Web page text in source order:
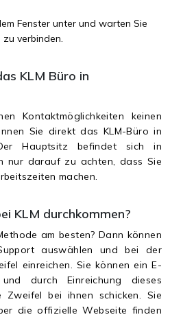
Fenster unter und warten Sie
verbinden.
KLM Büro in
Kontaktmöglichkeiten keinen
Sie direkt das KLM-Büro in
Hauptsitz befindet sich in
nur darauf zu achten, dass Sie
machen.
KLM durchkommen?
am besten? Dann können
auswählen und bei der
einreichen. Sie können ein E-
durch Einreichung dieses
Zweifel bei ihnen schicken. Sie
die offizielle Webseite finden